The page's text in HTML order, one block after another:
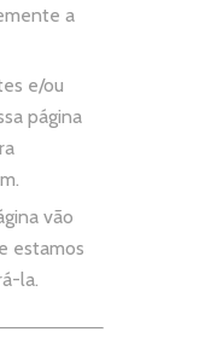
a
e/ou
página
.
vão
estamos
la.